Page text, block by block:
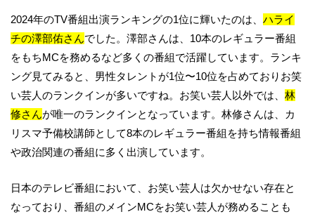
2024年のTV番組出演ランキングの1位に輝いたのは、 ハライ
チの澤部佑さんでした。澤部さんは、10本のレギュラー番組
をもちMCを務めるなど多くの番組で活躍しています。ランキ
ング見てみると、男性タレントが1位〜10位を占めておりお笑
い芸人のランクインが多いですね。お笑い芸人以外では、 林
修さんが唯一のランクインとなっています。林修さんは、カ
リスマ予備校講師として8本のレギュラー番組を持ち情報番組
や政治関連の番組に多く出演しています。
日本のテレビ番組において、お笑い芸人は欠かせない存在と
なっており、番組のメインMCをお笑い芸人が務めることも